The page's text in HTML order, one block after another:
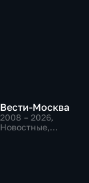
Вести-Москва
2008 – 2026,
Новостные,